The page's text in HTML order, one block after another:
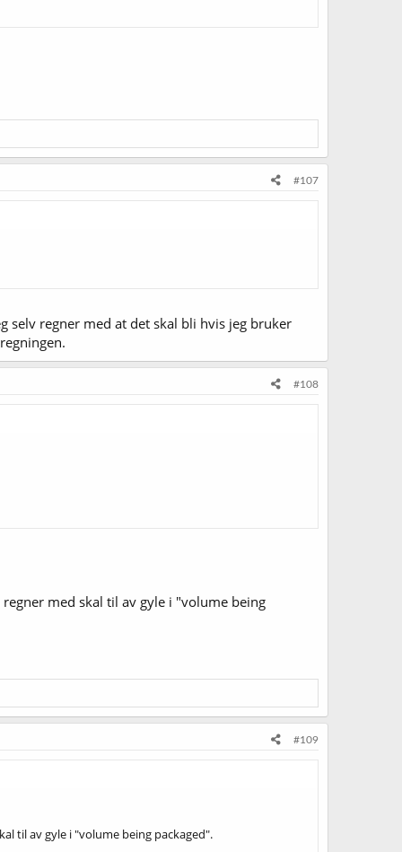
#107
selv regner med at det skal bli hvis jeg bruker
#108
regner med skal til av gyle i "volume being
#109
til av gyle i "volume being packaged".